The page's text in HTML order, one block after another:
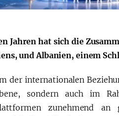
targʻibot
Jahren hat sich die
und Albanien, einem
der internationalen
sondern auch im
zunehmend an